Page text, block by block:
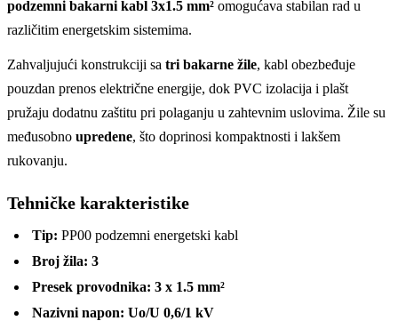
podzemni bakarni kabl 3x1.5 mm² omogućava stabilan rad u
različitim energetskim sistemima.
Zahvaljujući konstrukciji sa tri bakarne žile, kabl obezbeđuje
pouzdan prenos električne energije, dok PVC izolacija i plašt
pružaju dodatnu zaštitu pri polaganju u zahtevnim uslovima. Žile su
međusobno upredene, što doprinosi kompaktnosti i lakšem
rukovanju.
Tehničke karakteristike
Tip: PP00 podzemni energetski kabl
Broj žila: 3
Presek provodnika: 3 x 1.5 mm²
Nazivni napon: Uo/U 0,6/1 kV